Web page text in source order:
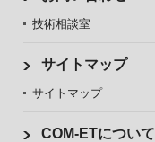
技術相談室
サイトマップ
サイトマップ
COM-ETについて